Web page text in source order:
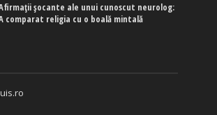
şocante ale unui cunoscut neurolog:
comparat religia cu o boală mintală